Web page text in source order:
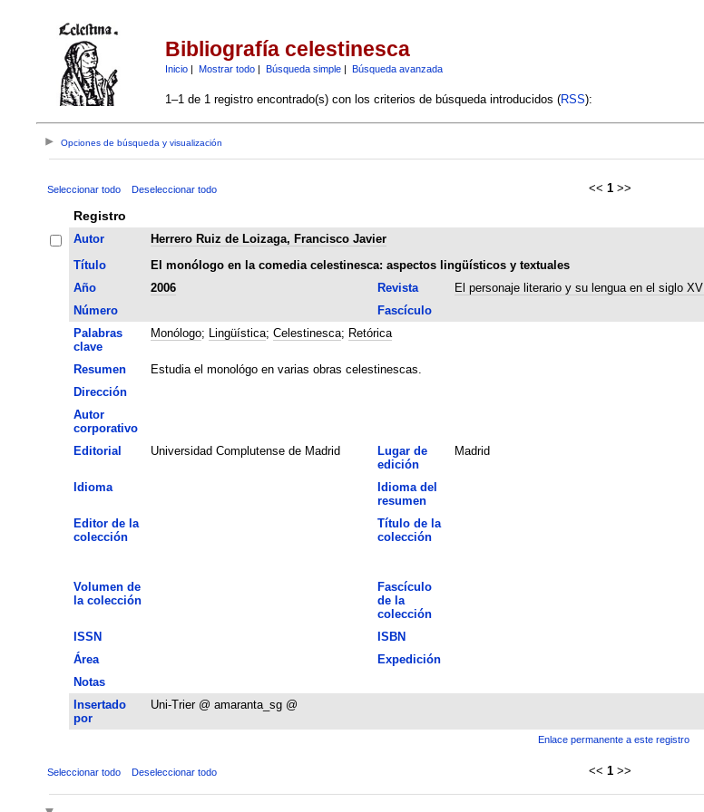
Bibliografía celestinesca
Inicio| Mostrar todo| Búsqueda simple| Búsqueda avanzada
1–1 de 1 registro encontrado(s) con los criterios de búsqueda introducidos (RSS):
Opciones de búsqueda y visualización
Seleccionar todo Deseleccionar todo << 1 >>
Registro
Autor
Herrero Ruiz de Loizaga, Francisco Javier
Título
El monólogo en la comedia celestinesca: aspectos lingüísticos y textuales
Año
2006 Revista El personaje literario y su lengua en el siglo XVI
Número
Fascículo
Palabras
clave
Monólogo; Lingüística; Celestinesca; Retórica
Resumen
Estudia el monológo en varias obras celestinescas.
Dirección
Autor
corporativo
Editorial Universidad Complutense de Madrid
Lugar de
edición
Madrid
Idioma
Idioma del
resumen
Editor de la
colección
Título de la
colección
Volumen de
la colección
Fascículo
de la
colección
ISSN ISBN
Área
Expedición
Notas
Insertado
por
Uni-Trier @ amaranta_sg @
Enlace permanente a este registro
Seleccionar todo Deseleccionar todo << 1 >>